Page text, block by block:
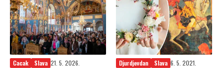
Cacak Slava 21. 5. 2026. Djurdjevdan Slava 6. 5. 2021.